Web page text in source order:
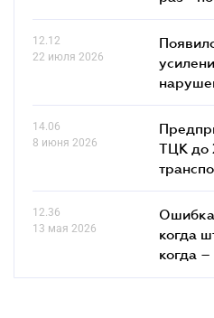
12.12
22 июля 2026
14.06
8 июня 2026
ТЦК до
12.36
13 мая 2026
Ошибка
когда
когда –